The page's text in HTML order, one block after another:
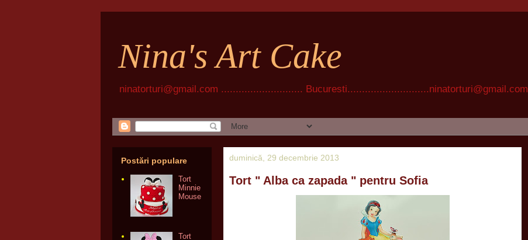
Nina's Art Cake
ninatorturi@gmail.com ............................ Bucuresti............................ninatorturi@gmail.com
duminică, 29 decembrie 2013
Tort " Alba ca zapada " pentru Sofia
Postări populare
Tort
Minnie
Mouse
Tort